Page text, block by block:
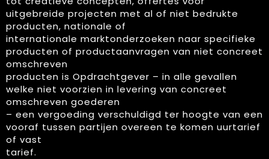
uitgebreide projecten met al of niet bedrukte
producten, nationale of
internationale marktonderzoeken naar specifieke
producten of productaanvragen van niet concreet
omschreven
producten is Opdrachtgever – in alle gevallen
welke niet voorzien in levering van concreet
omschreven goederen
– een vergoeding verschuldigd ter hoogte van een
vooraf tussen partijen overeen te komen uurtarief
of vast
tarief.